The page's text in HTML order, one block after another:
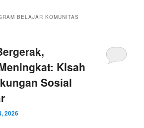
BELAJAR KOMUNITAS
Kisah
Sosial
2026